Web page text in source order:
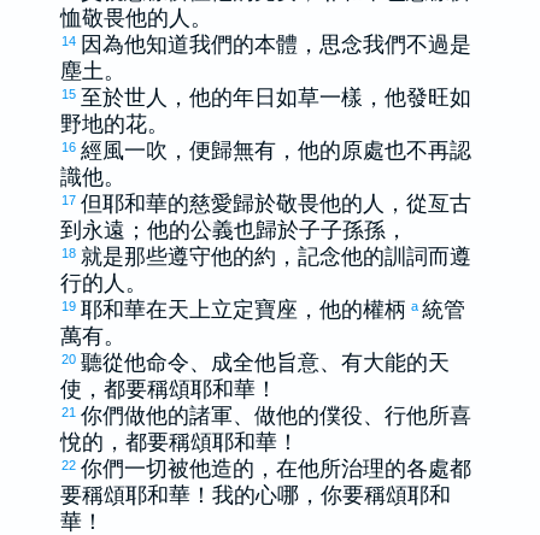
恤敬畏他的人。
14 因為他知道我們的本體，思念我們不過是
塵土。
15 至於世人，他的年日如草一樣，他發旺如
野地的花。
16 經風一吹，便歸無有，他的原處也不再認
識他。
17 但耶和華的慈愛歸於敬畏他的人，從亙古
到永遠；他的公義也歸於子子孫孫，
18 就是那些遵守他的約，記念他的訓詞而遵
行的人。
19 耶和華在天上立定寶座，他的權柄 a 統管
萬有。
20 聽從他命令、成全他旨意、有大能的天
使，都要稱頌耶和華！
21 你們做他的諸軍、做他的僕役、行他所喜
悅的，都要稱頌耶和華！
22 你們一切被他造的，在他所治理的各處都
要稱頌耶和華！我的心哪，你要稱頌耶和
華！